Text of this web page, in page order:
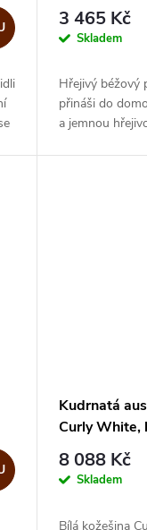
3 465 Kč
Skladem
Hřejivý béžový
přináši do
a jemnou
Kudrnatá
Curly White,
8 088 Kč
Skladem
Bílá kožešina